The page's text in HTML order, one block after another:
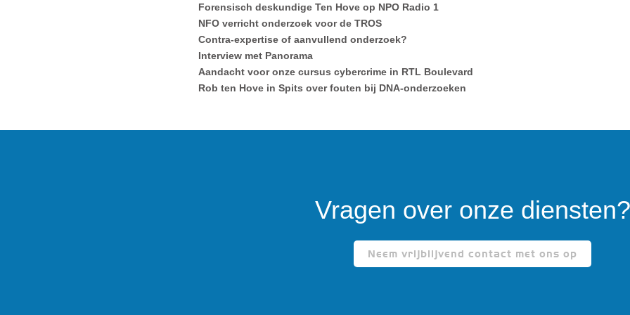
Forensisch deskundige Ten Hove op NPO Radio 1
NFO verricht onderzoek voor de TROS
Contra-expertise of aanvullend onderzoek?
Interview met Panorama
Aandacht voor onze cursus cybercrime in RTL Boulevard
Rob ten Hove in Spits over fouten bij DNA-onderzoeken
Vragen over onze diensten?
Neem vrijblijvend contact met ons op